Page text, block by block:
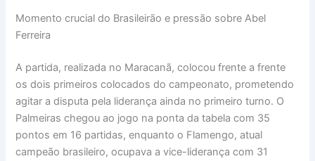
Momento crucial do Brasileirão e pressão sobre Abel
Ferreira
A partida, realizada no Maracanã, colocou frente a frente
os dois primeiros colocados do campeonato, prometendo
agitar a disputa pela liderança ainda no primeiro turno. O
Palmeiras chegou ao jogo na ponta da tabela com 35
pontos em 16 partidas, enquanto o Flamengo, atual
campeão brasileiro, ocupava a vice-liderança com 31